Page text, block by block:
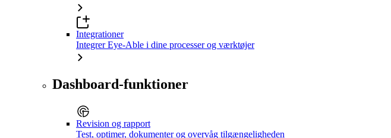
Integrationer
Integrer Eye-Able i dine processer og værktøjer
Dashboard-funktioner
Revision og rapport
Test, optimer, dokumenter og overvåg tilgængeligheden